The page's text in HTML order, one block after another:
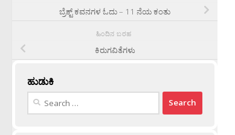
ಬ್ರೆಕ್ಟ್ ಕವನಗಳ ಓದು – 11 ನೆಯ ಕಂತು
ಹಿಂದಿನ ಬರಹ
ಕಿರುಗವಿತೆಗಳು
ಹುಡುಕಿ
Search